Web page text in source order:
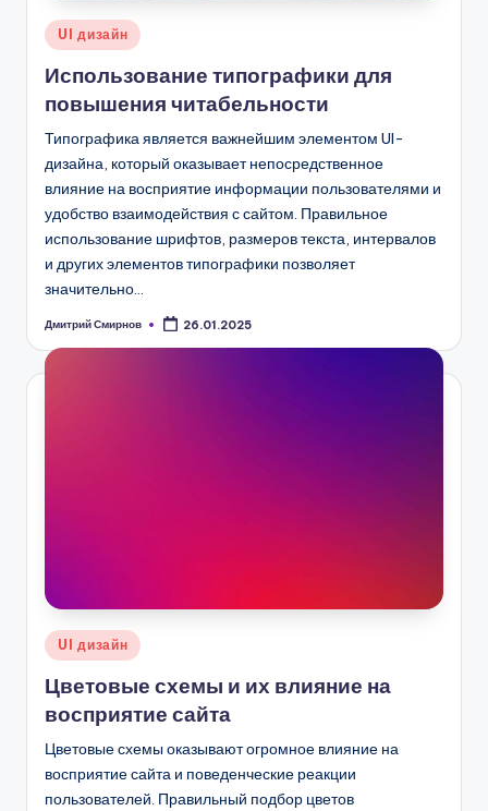
Опубликовано
UI дизайн
Использование типографики для
повышения читабельности
Типографика является важнейшим элементом UI-
дизайна, который оказывает непосредственное
влияние на восприятие информации пользователями и
удобство взаимодействия с сайтом. Правильное
использование шрифтов, размеров текста, интервалов
и других элементов типографики позволяет
значительно…
Запись
Дмитрий Смирнов 26.01.2025
Опубликовано
UI дизайн
Цветовые схемы и их влияние на
восприятие сайта
Цветовые схемы оказывают огромное влияние на
восприятие сайта и поведенческие реакции
пользователей. Правильный подбор цветов